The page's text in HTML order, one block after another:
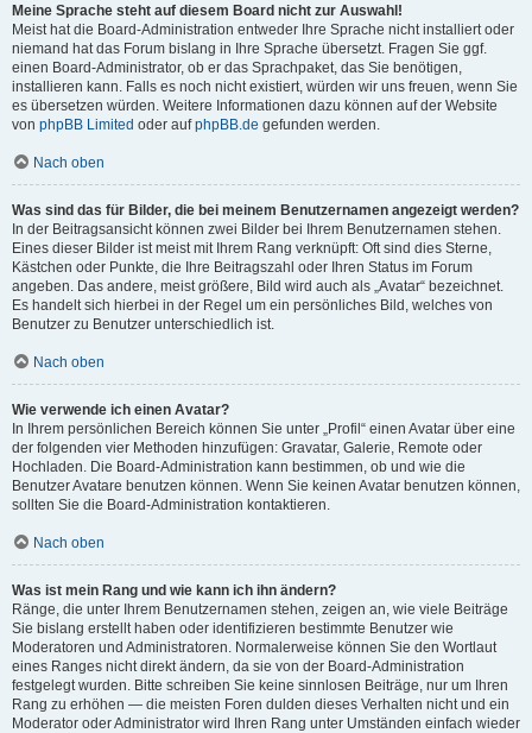
Meine Sprache steht auf diesem Board nicht zur Auswahl!
Meist hat die Board-Administration entweder Ihre Sprache nicht installiert oder
niemand hat das Forum bislang in Ihre Sprache übersetzt. Fragen Sie ggf.
einen Board-Administrator, ob er das Sprachpaket, das Sie benötigen,
installieren kann. Falls es noch nicht existiert, würden wir uns freuen, wenn Sie
es übersetzen würden. Weitere Informationen dazu können auf der Website
von phpBB Limited oder aufphpBB.de gefunden werden.
Nach oben
Was sind das für Bilder, die bei meinem Benutzernamen angezeigt werden?
In der Beitragsansicht können zwei Bilder bei Ihrem Benutzernamen stehen.
Eines dieser Bilder ist meist mit Ihrem Rang verknüpft: Oft sind dies Sterne,
Kästchen oder Punkte, die Ihre Beitragszahl oder Ihren Status im Forum
angeben. Das andere, meist größere, Bild wird auch als „Avatar“ bezeichnet.
Es handelt sich hierbei in der Regel um ein persönliches Bild, welches von
Benutzer zu Benutzer unterschiedlich ist.
Nach oben
Wie verwende ich einen Avatar?
In Ihrem persönlichen Bereich können Sie unter „Profil“ einen Avatar über eine
der folgenden vier Methoden hinzufügen: Gravatar, Galerie, Remote oder
Hochladen. Die Board-Administration kann bestimmen, ob und wie die
Benutzer Avatare benutzen können. Wenn Sie keinen Avatar benutzen können,
sollten Sie die Board-Administration kontaktieren.
Nach oben
Was ist mein Rang und wie kann ich ihn ändern?
Ränge, die unter Ihrem Benutzernamen stehen, zeigen an, wie viele Beiträge
Sie bislang erstellt haben oder identifizieren bestimmte Benutzer wie
Moderatoren und Administratoren. Normalerweise können Sie den Wortlaut
eines Ranges nicht direkt ändern, da sie von der Board-Administration
festgelegt wurden. Bitte schreiben Sie keine sinnlosen Beiträge, nur um Ihren
Rang zu erhöhen — die meisten Foren dulden dieses Verhalten nicht und ein
Moderator oder Administrator wird Ihren Rang unter Umständen einfach wieder